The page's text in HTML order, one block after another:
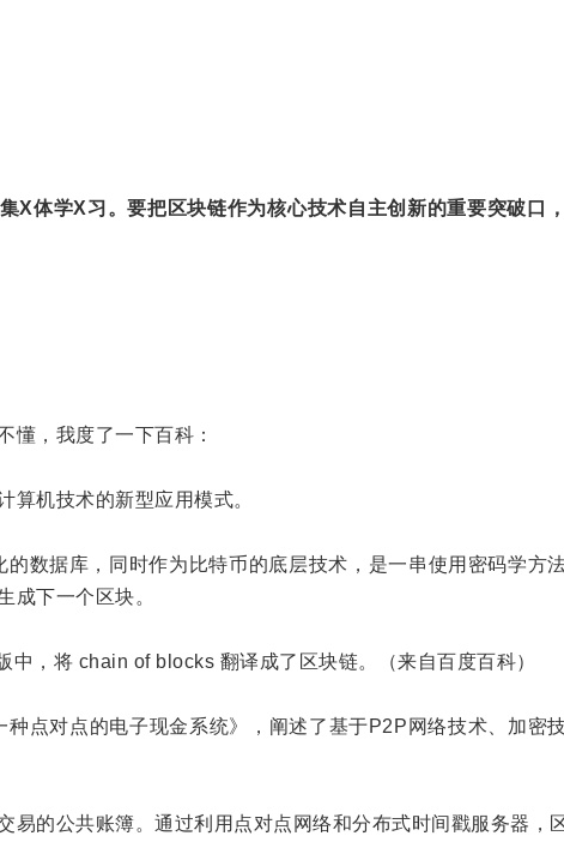
体学X习。要把区块链作为核心技术自主创新的重要突破口
，我度了一下百科：
机技术的新型应用模式。
据库，同时作为比特币的底层技术，是一串使用密码学方
成下一个区块。
，将 chain of blocks 翻译成了区块链。（来自百度百科）
对点的电子现金系统》，阐述了基于P2P网络技术、加密
公共账簿。通过利用点对点网络和分布式时间戳服务器，区